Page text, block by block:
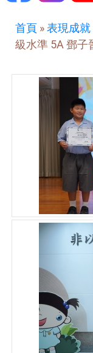
首頁 »表現成就
級水準 5A 鄧子